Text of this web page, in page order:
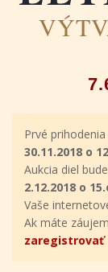
Prvé
30.11.2018 o
Aukcia diel
2.12.2018 o
Vaše
Ak máte
zaregistrovať